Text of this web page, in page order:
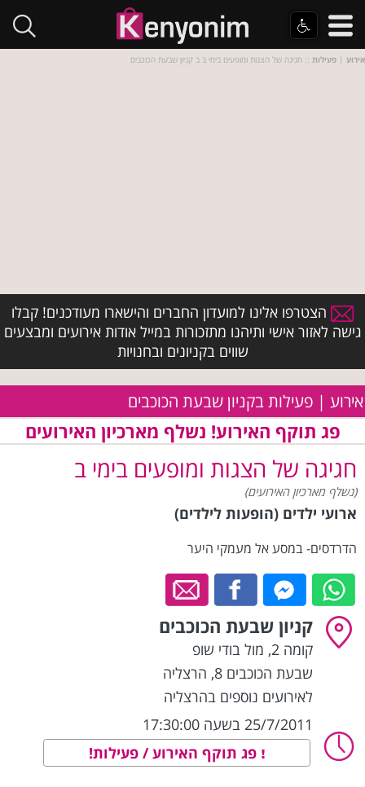
אירוע | פעילות :: חגיגה של הצגות ומופעים בימי ב ב קניון שבעת הכוכבים
הצטרפו אלינו למועדון החברים והישארו מעודכנים! קבלו
גישה לאזור אישי ותיהנו מתזכורות במייל אודות אירועים ומבצעים
שווים בקניונים ובחנויות
אירוע | פעילות בקניון שבעת הכוכבים
פג תוקף האירוע! נשלף מארכיון האירועים
חגיגה של הצגות ומופעים בימי ב
(נשלף מארכיון האירועים)
ארועי ילדים (הופעות לילדים)
הדרדסים- במסע אל מעמקי היער
קניון שבעת הכוכבים
קומה 2, מול בודי שופ
שבעת הכוכבים 8
, הרצליה
לאירועים נוספים בהרצליה
25/7/2011 בשעה 17:30:00
פג תוקף האירוע / פעילות!